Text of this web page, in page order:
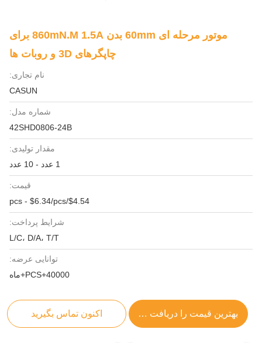
موتور مرحله ای 60mm بدن 860mN.m 1.5A برای
چاپگرهای 3D و روبات ها
نام تجاری:
CASUN
شماره مدل:
42SHD0806-24B
مقدار تولیدی:
قیمت:
$4.54/pcs - $6.34/pcs
شرایط پرداخت:
L/C، D/A، T/T
توانایی عرضه:
40000+PCS+ماه
بهترین قیمت را دریافت کنید اکنون تماس بگیرید